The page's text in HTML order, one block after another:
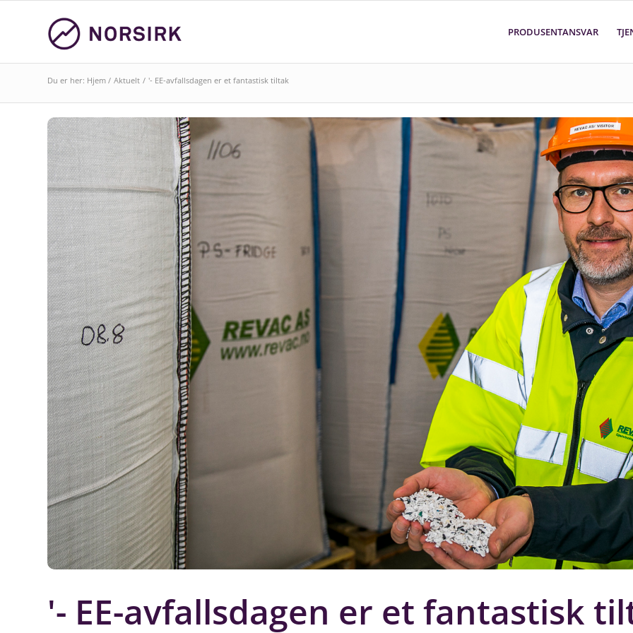
PRODUSENTANSVAR
Du er her: Hjem / Aktuelt / '- EE-avfallsdagen er et fantastisk tiltak
'- EE-avfallsdagen er et fantastisk